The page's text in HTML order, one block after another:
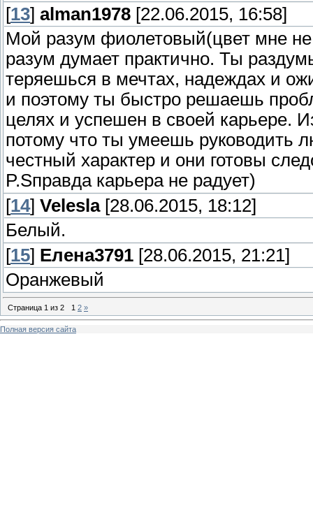
[13] alman1978 [22.06.2015, 16:58]
Мой разум фиолетовый(цвет мне
разум думает практично. Ты
теряешься в мечтах, надеждах и
и поэтому ты быстро решаешь
целях и успешен в своей карьере.
потому что ты умеешь руководить
честный характер и они готовы
P.Sправда карьера не радует)
[14] Velesla[28.06.2015, 18:12]
Белый.
[15] Елена3791 [28.06.2015, 21:21]
Оранжевый
Страница 1 из 2 1 2 »
Полная версия сайта